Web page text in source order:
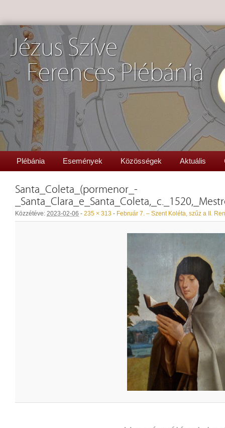
Jézus Szíve
Ferences Plébánia
Plébánia Események Közösségek Aktuális
Santa_Coleta_(pormenor_-
Közzétéve: 2023-02-06 - 235 × 313 - Február 7. – Szent Koléta, szűz a II.